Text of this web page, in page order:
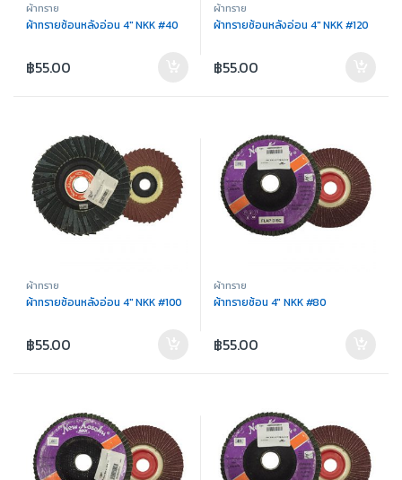
ผ้าทราย
ผ้าทรายซ้อนหลังอ่อน 4″ NKK #40
฿55.00
ผ้าทราย
ผ้าทรายซ้อนหลังอ่อน 4″ NKK #120
฿55.00
ผ้าทราย
ผ้าทรายซ้อนหลังอ่อน 4″ NKK #100
฿55.00
ผ้าทราย
ผ้าทรายซ้อน 4″ NKK #80
฿55.00